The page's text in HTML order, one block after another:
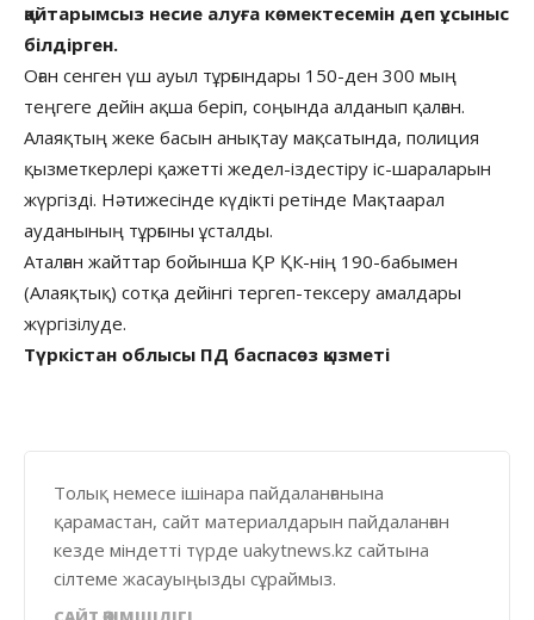
қайтарымсыз несие алуға көмектесемін деп ұсыныс
білдірген.
Оған сенген үш ауыл тұрғындары 150-ден 300 мың
теңгеге дейін ақша беріп, соңында алданып қалған.
Алаяқтың жеке басын анықтау мақсатында, полиция
қызметкерлері қажетті жедел-іздестіру іс-шараларын
жүргізді. Нәтижесінде күдікті ретінде Мақтаарал
ауданының тұрғыны ұсталды.
Аталған жайттар бойынша ҚР ҚК-нің 190-бабымен
(Алаяқтық) сотқа дейінгі тергеп-тексеру амалдары
жүргізілуде.
Түркістан облысы ПД баспасөз қызметі
Толық немесе ішінара пайдаланғанына
қарамастан, сайт материалдарын пайдаланған
кезде міндетті түрде uakytnews.kz сайтына
сілтеме жасауыңызды сұраймыз.